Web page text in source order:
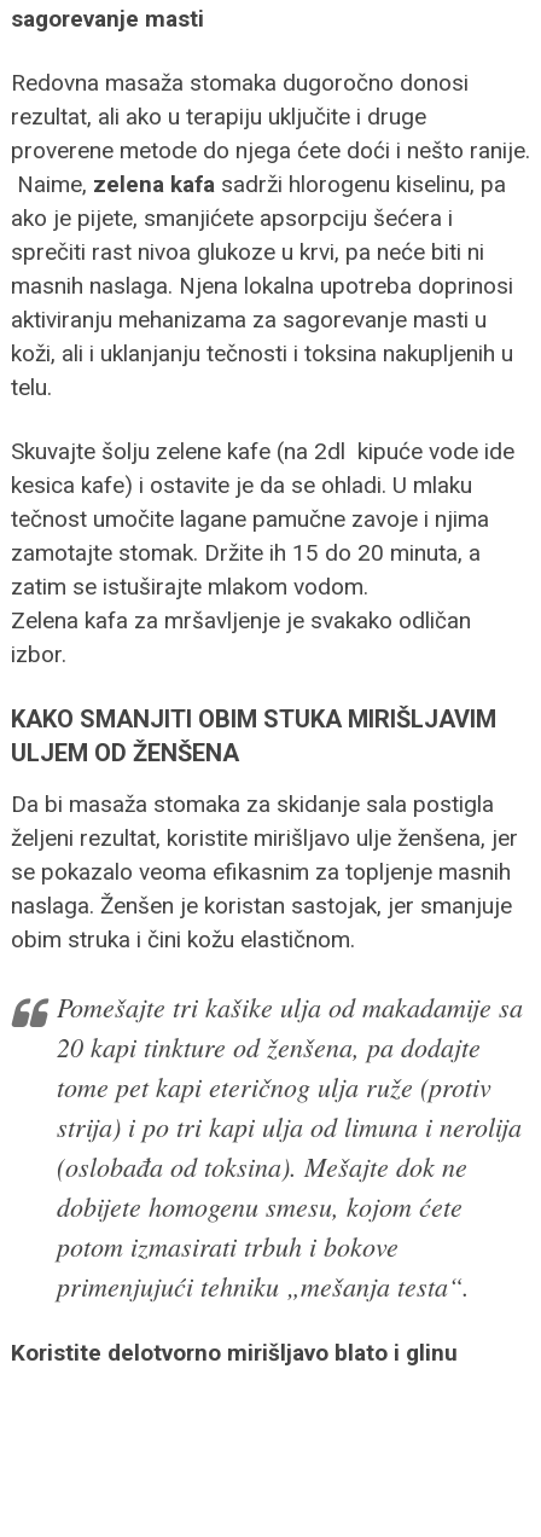
sagorevanje masti
Redovna masaža stomaka dugoročno donosi
rezultat, ali ako u terapiju uključite i druge
proverene metode do njega ćete doći i nešto ranije.
Naime, zelena kafasadrži hlorogenu kiselinu, pa
ako je pijete, smanjićete apsorpciju šećera i
sprečiti rast nivoa glukoze u krvi, pa neće biti ni
masnih naslaga. Njena lokalna upotreba doprinosi
aktiviranju mehanizama za sagorevanje masti u
koži, ali i uklanjanju tečnosti i toksina nakupljenih u
telu.
Skuvajte šolju zelene kafe (na 2dl kipuće vode ide
kesica kafe) i ostavite je da se ohladi. U mlaku
tečnost umočite lagane pamučne zavoje i njima
zamotajte stomak. Držite ih 15 do 20 minuta, a
zatim se istuširajte mlakom vodom.
Zelena kafa za mršavljenje je svakako odličan
izbor.
KAKO SMANJITI OBIM STUKA MIRIŠLJAVIM
ULJEM OD ŽENŠENA
Da bi masaža stomaka za skidanje sala postigla
željeni rezultat, koristite mirišljavo ulje ženšena, jer
se pokazalo veoma efikasnim za topljenje masnih
naslaga. Ženšen je koristan sastojak, jer smanjuje
obim struka i čini kožu elastičnom.
Pomešajte tri kašike ulja od makadamije sa
20 kapi tinkture od ženšena, pa dodajte
tome pet kapi eteričnog ulja ruže (protiv
strija) i po tri kapi ulja od limuna i nerolija
(oslobađa od toksina). Mešajte dok ne
dobijete homogenu smesu, kojom ćete
potom izmasirati trbuh i bokove
primenjujući tehniku „mešanja testa“.
Koristite delotvorno mirišljavo blato i glinu